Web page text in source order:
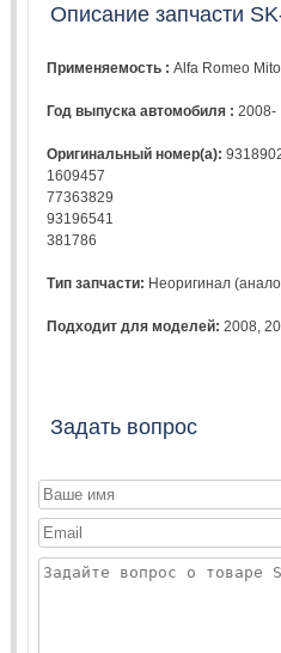
Описание запчасти
Применяемость :Alfa Romeo Mito
Год выпуска автомобиля :2008-
Оригинальный номер(а):
1609457
77363829
93196541
381786
Тип запчасти: Неоригинал
Подходит для моделей: 2008 ,
Задать вопрос